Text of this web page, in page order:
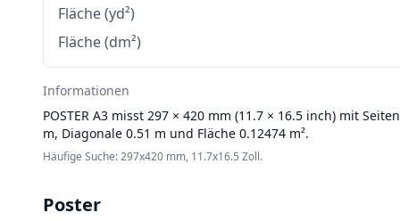
Fläche (yd²)
Fläche (dm²)
Informationen
POSTER A3 misst 297 × 420 mm (11.7 × 16.5 inch) mit
m, Diagonale 0.51 m und Fläche 0.12474 m².
Häufige Suche: 297x420 mm, 11.7x16.5 Zoll.
Poster